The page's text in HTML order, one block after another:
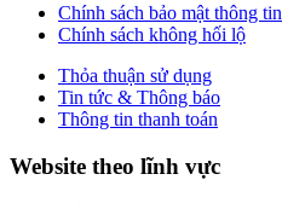
Chính sách bảo mật thông tin
Chính sách không hối lộ
Thỏa thuận sử dụng
Tin tức & Thông báo
Thông tin thanh toán
Website theo lĩnh vực